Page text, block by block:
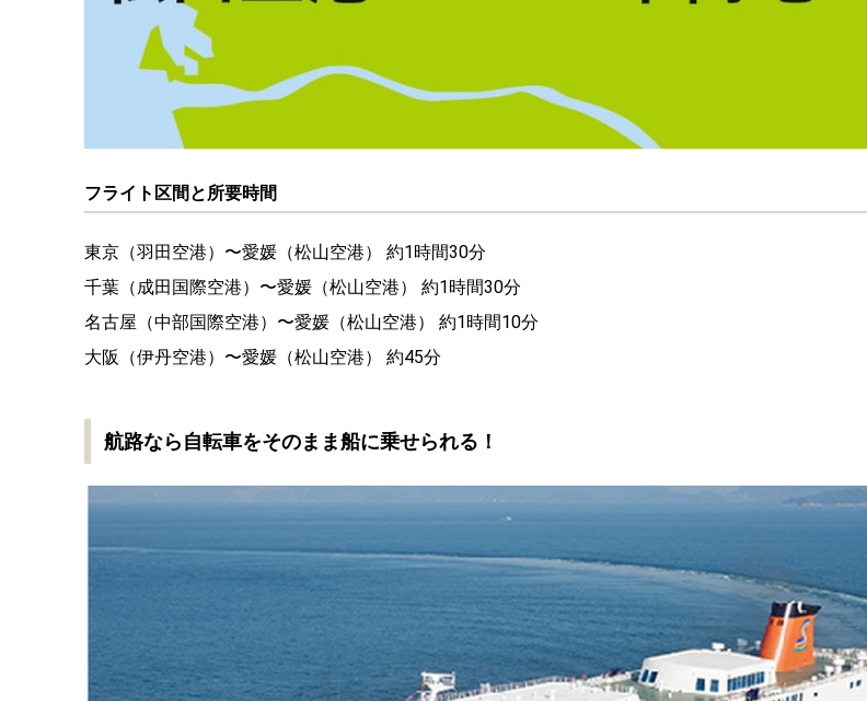
フライト区間と所要時間
東京（羽田空港）〜愛媛（松山空港） 約1時間30分
千葉（成田国際空港）〜愛媛（松山空港） 約1時間30分
名古屋（中部国際空港）〜愛媛（松山空港） 約1時間10分
大阪（伊丹空港）〜愛媛（松山空港） 約45分
航路なら自転車をそのまま船に乗せられる！